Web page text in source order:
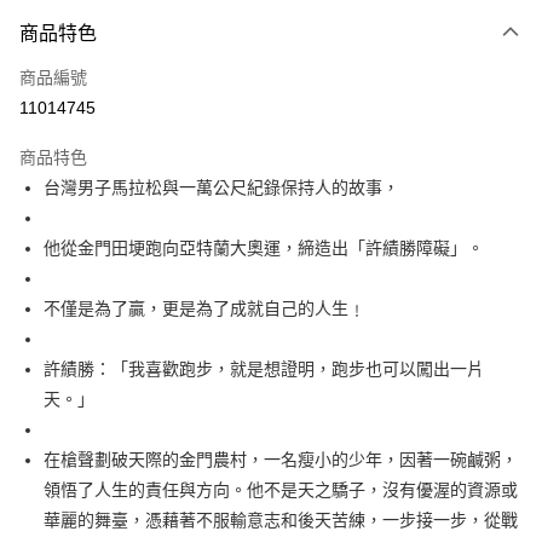
信用卡一次付款
運送方式
付款後全家取貨
每筆NT$60，滿NT$499(含以上)免運費
付款後7-11取貨
每筆NT$60，滿NT$499(含以上)免運費
宅配
每筆NT$100，滿NT$499(含以上)免運費
商品特色
商品編號
11014745
商品特色
台灣男子馬拉松與一萬公尺紀錄保持人的故事，
他從金門田埂跑向亞特蘭大奧運，締造出「許績勝障礙」。
不僅是為了贏，更是為了成就自己的人生﹗
許績勝：「我喜歡跑步，就是想證明，跑步也可以闖出一片
天。」
在槍聲劃破天際的金門農村，一名瘦小的少年，因著一碗鹹粥，
領悟了人生的責任與方向。他不是天之驕子，沒有優渥的資源或
華麗的舞臺，憑藉著不服輸意志和後天苦練，一步接一步，從戰